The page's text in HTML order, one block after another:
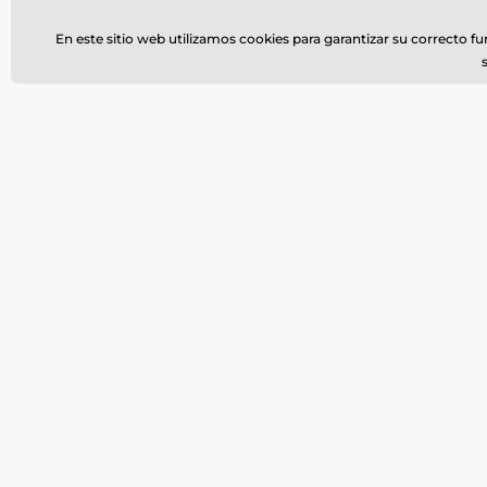
En este sitio web utilizamos cookies para garantizar su correcto